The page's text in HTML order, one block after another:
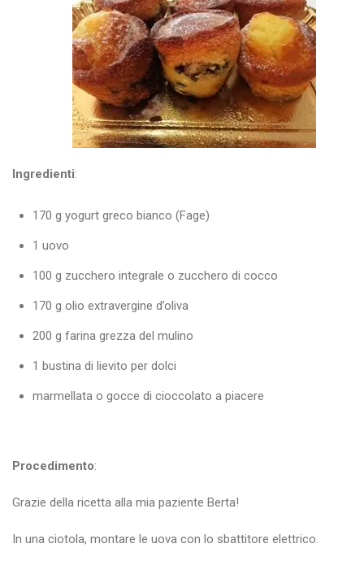
CONTATTI
Ingredienti:
170 g yogurt greco bianco (Fage)
1 uovo
100 g zucchero integrale o zucchero di cocco
170 g olio extravergine d’oliva
200 g farina grezza del mulino
1 bustina di lievito per dolci
marmellata o gocce di cioccolato a piacere
Procedimento:
Grazie della ricetta alla mia paziente Berta!
In una ciotola, montare le uova con lo sbattitore elettrico.